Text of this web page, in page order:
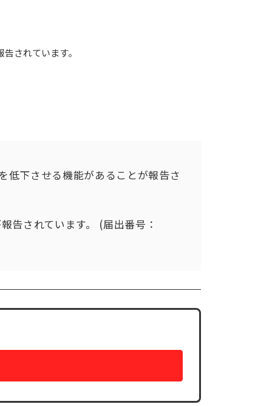
されています。
低下させる機能があることが報告さ
告されています。 (届出番号：